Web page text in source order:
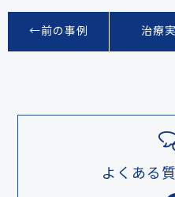
←前の事例 治療
よくある